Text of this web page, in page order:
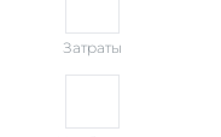
Затраты